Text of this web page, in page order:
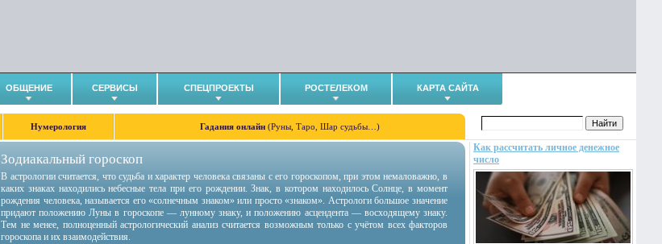
ОБЩЕНИЕ СЕРВИСЫ СПЕЦПРОЕКТЫ РОСТЕЛЕКОМ КАРТА САЙТА
Нумерология Гадания онлайн (Руны, Таро, Шар судьбы…)
Как рассчитать личное денежное
число
Зодиакальный гороскоп
В астрологии считается, что судьба и характер человека связаны с его гороскопом, при этом немаловажно, в
каких знаках находились небесные тела при его рождении. Знак, в котором находилось Солнце, в момент
рождения человека, называется его «солнечным знаком» или просто «знаком». Астрологи большое значение
придают положению Луны в гороскопе — лунному знаку, и положению асцендента — восходящему знаку.
Тем не менее, полноценный астрологический анализ считается возможным только с учётом всех факторов
гороскопа и их взаимодействия.